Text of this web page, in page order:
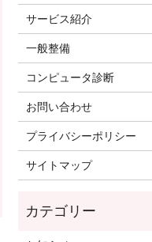
サービス紹介
一般整備
コンピュータ診断
お問い合わせ
プライバシーポリシー
サイトマップ